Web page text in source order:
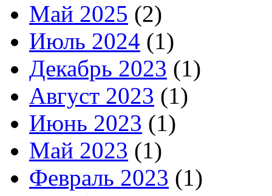
Май 2025 (2)
Июль 2024 (1)
Декабрь 2023 (1)
Август 2023 (1)
Июнь 2023 (1)
Май 2023 (1)
Февраль 2023 (1)